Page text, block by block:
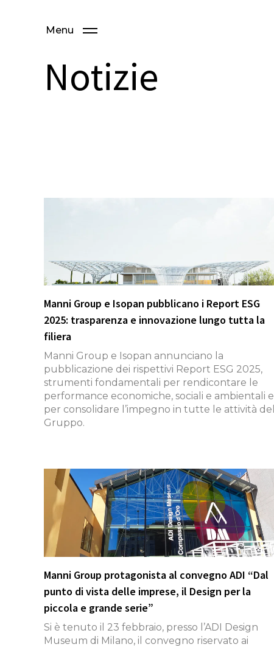
Menu
Notizie
Manni Group e Isopan pubblicano i Report ESG
2025: trasparenza e innovazione lungo tutta la
filiera
Manni Group e Isopan annunciano la
pubblicazione dei rispettivi Report ESG 2025,
strumenti fondamentali per rendicontare le
performance economiche, sociali e ambientali e
per consolidare l’impegno in tutte le attività del
Gruppo.
Manni Group protagonista al convegno ADI “Dal
punto di vista delle imprese, il Design per la
piccola e grande serie”
Si è tenuto il 23 febbraio, presso l’ADI Design
Museum di Milano, il convegno riservato ai